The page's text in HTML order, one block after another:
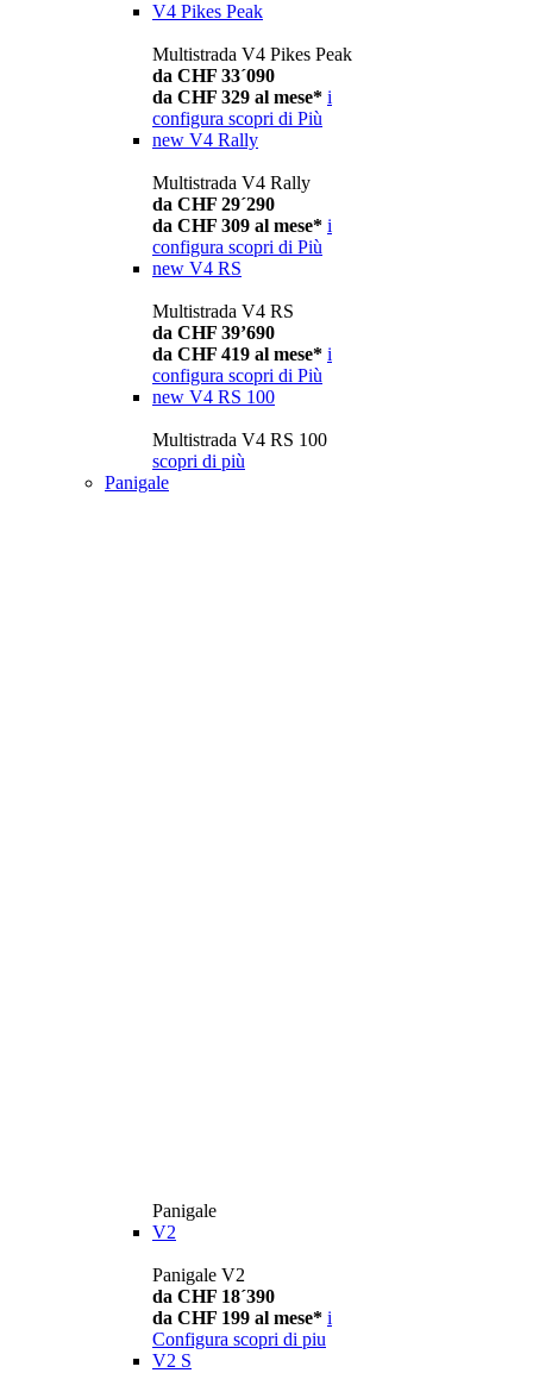
V4 Pikes Peak
Multistrada V4 Pikes Peak
da CHF 33´090
da CHF 329 al mese* i
configura scopri di Più
new V4 Rally
Multistrada V4 Rally
da CHF 29´290
da CHF 309 al mese* i
configura scopri di Più
new V4 RS
Multistrada V4 RS
da CHF 39’690
da CHF 419 al mese* i
configura scopri di Più
new V4 RS 100
Multistrada V4 RS 100
scopri di più
Panigale
Panigale
V2
Panigale V2
da CHF 18´390
da CHF 199 al mese* i
Configura scopri di piu
V2 S